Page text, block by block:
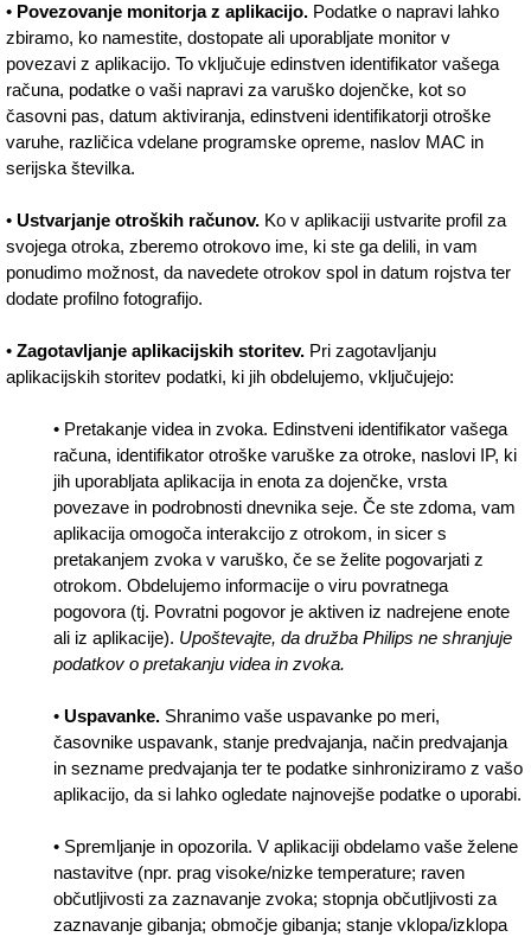
• Povezovanje monitorja z aplikacijo. Podatke o napravi lahko
zbiramo, ko namestite, dostopate ali uporabljate monitor v
povezavi z aplikacijo. To vključuje edinstven identifikator vašega
računa, podatke o vaši napravi za varuško dojenčke, kot so
časovni pas, datum aktiviranja, edinstveni identifikatorji otroške
varuhe, različica vdelane programske opreme, naslov MAC in
serijska številka.
• Ustvarjanje otroških računov. Ko v aplikaciji ustvarite profil za
svojega otroka, zberemo otrokovo ime, ki ste ga delili, in vam
ponudimo možnost, da navedete otrokov spol in datum rojstva ter
dodate profilno fotografijo.
•Zagotavljanje aplikacijskih storitev. Pri zagotavljanju
aplikacijskih storitev podatki, ki jih obdelujemo, vključujejo:
• Pretakanje videa in zvoka. Edinstveni identifikator vašega
računa, identifikator otroške varuške za otroke, naslovi IP, ki
jih uporabljata aplikacija in enota za dojenčke, vrsta
povezave in podrobnosti dnevnika seje. Če ste zdoma, vam
aplikacija omogoča interakcijo z otrokom, in sicer s
pretakanjem zvoka v varuško, če se želite pogovarjati z
otrokom. Obdelujemo informacije o viru povratnega
pogovora (tj. Povratni pogovor je aktiven iz nadrejene enote
ali iz aplikacije). Upoštevajte, da družba Philips ne shranjuje
podatkov o pretakanju videa in zvoka.
•Uspavanke. Shranimo vaše uspavanke po meri,
časovnike uspavank, stanje predvajanja, način predvajanja
in sezname predvajanja ter te podatke sinhroniziramo z vašo
aplikacijo, da si lahko ogledate najnovejše podatke o uporabi.
• Spremljanje in opozorila. V aplikaciji obdelamo vaše želene
nastavitve (npr. prag visoke/nizke temperature; raven
občutljivosti za zaznavanje zvoka; stopnja občutljivosti za
zaznavanje gibanja; območje gibanja; stanje vklopa/izklopa